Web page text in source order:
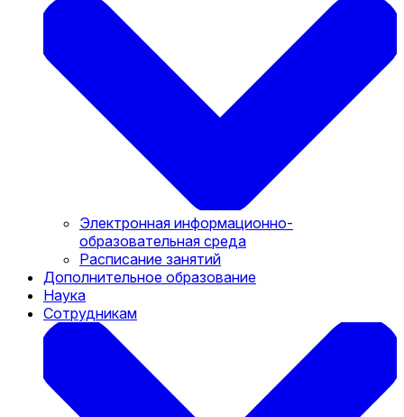
Электронная информационно-
образовательная среда
Расписание занятий
Дополнительное образование
Наука
Сотрудникам